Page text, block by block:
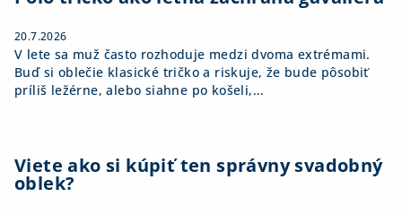
20.7.2026
V lete sa muž často rozhoduje medzi dvoma extrémami.
Buď si oblečie klasické tričko a riskuje, že bude pôsobiť
príliš ležérne, alebo siahne po košeli,...
Viete ako si kúpiť ten správny svadobný
oblek?